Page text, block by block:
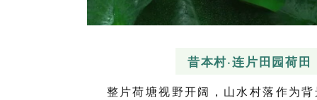
昔本村·连片田园荷
整片荷塘视野开阔，山水村落作为